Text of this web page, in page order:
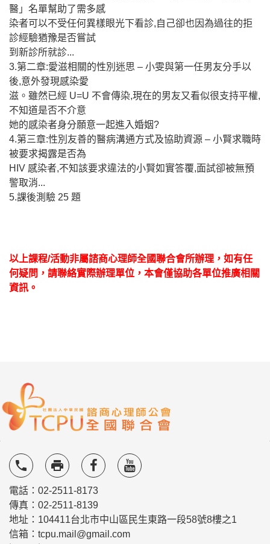
醫」名單幫助了需多感
染者可以不受任何異樣眼光下看診,自己卻也因為過往的拒
診經驗猶豫是否嘗試
到新診所就診...
3.第二章:愛滋相關的性別迷思 – 小雯與第一任男友分手以
後,意外發現感染愛
滋。雖然已經 U=U 不會傳染,現在的男友又看似很支持平權,
不知道是否不介意
她的感染者身分願意一起進入婚姻?
4.第三章:性別友善的醫病溝通方式及協助資源 – 小賢求職時
被要求揭露是否為
HIV 感染者,不知該要求違法的小賢如實答覆,面試卻被無預
警取消...
5.課後測驗 25 題
以上課程/活動非屬諮商心理師全國聯合會所辦理，如有任
何疑問，請聯絡實際辦理單位，本會僅協助各單位推廣相關
資訊。
local_phone local_printshop
電話：02-2511-8173
傳真：02-2511-8139
地址：104411台北市中山區民生東路一段58號8樓之1
信箱：tcpu.mail@gmail.com